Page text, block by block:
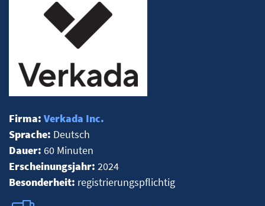
Firma: Verkada Inc.
Sprache: Deutsch
Dauer: 60 Minuten
Erscheinungsjahr: 2024
Besonderheit: registrierungspflichtig